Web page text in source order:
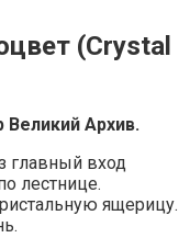
(Crystal
Великий Архив.
главный вход
лестнице.
ящерицу.